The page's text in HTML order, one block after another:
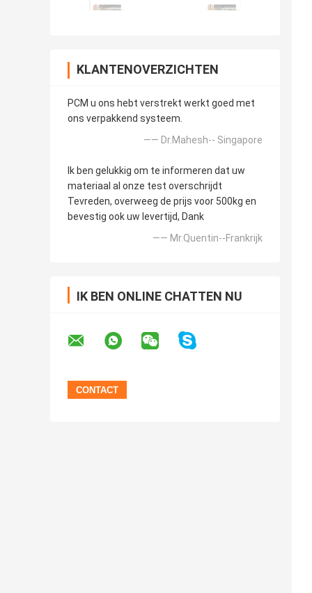
KLANTENOVERZICHTEN
PCM u ons hebt verstrekt werkt goed met
ons verpakkend systeem.
—— Dr.Mahesh-- Singapore
Ik ben gelukkig om te informeren dat uw
materiaal al onze test overschrijdt
Tevreden, overweeg de prijs voor 500kg en
bevestig ook uw levertijd, Dank
—— Mr.Quentin--Frankrijk
IK BEN ONLINE CHATTEN NU